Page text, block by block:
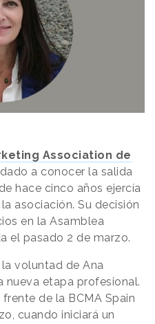
Association de
a conocer la salida
hace cinco años ejercía
asociación. Su decisión
en la Asamblea
el pasado 2 de marzo.
voluntad de Ana
nueva etapa profesional.
de la BCMA Spain
cuando iniciará un